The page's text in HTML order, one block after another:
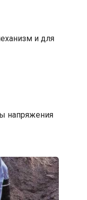
и для
напряжения